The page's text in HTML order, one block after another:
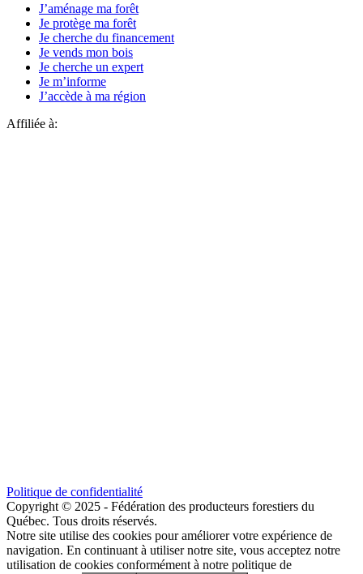
J’aménage ma forêt
Je protège ma forêt
Je cherche du financement
Je vends mon bois
Je cherche un expert
Je m’informe
J’accède à ma région
Affiliée à:
Politique de confidentialité
Copyright © 2025 - Fédération des producteurs forestiers du
Québec. Tous droits réservés.
Notre site utilise des cookies pour améliorer votre expérience de
navigation. En continuant à utiliser notre site, vous acceptez notre
utilisation de cookies conformément à notre politique de